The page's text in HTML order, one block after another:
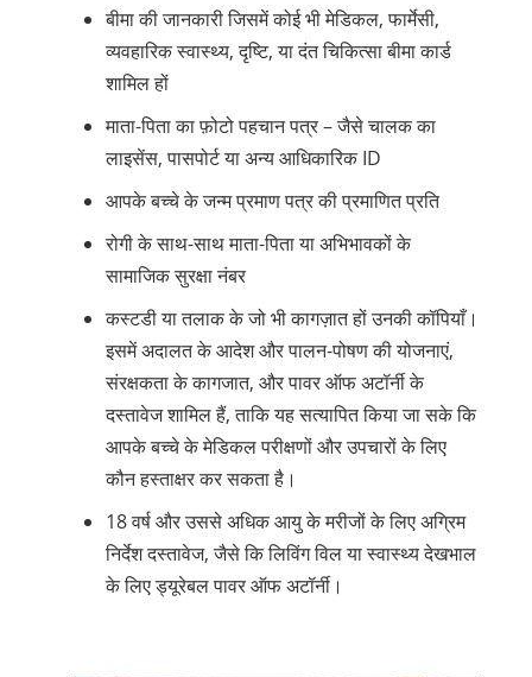
बीमा की जानकारी जिसमें कोई भी मेडिकल, फार्मेसी,
व्यवहारिक स्वास्थ्य, दृष्टि, या दंत चिकित्सा बीमा कार्ड
शामिल हों
माता-पिता का फ़ोटो पहचान पत्र – जैसे चालक का
लाइसेंस, पासपोर्ट या अन्य आधिकारिक ID
आपके बच्चे के जन्म प्रमाण पत्र की प्रमाणित प्रति
रोगी के साथ-साथ माता-पिता या अभिभावकों के
सामाजिक सुरक्षा नंबर
कस्टडी या तलाक के जो भी कागज़ात हों उनकी कॉपियाँ।
इसमें अदालत के आदेश और पालन-पोषण की योजनाएं,
संरक्षकता के कागजात, और पावर ऑफ अटॉर्नी के
दस्तावेज शामिल हैं, ताकि यह सत्यापित किया जा सके कि
आपके बच्चे के मेडिकल परीक्षणों और उपचारों के लिए
कौन हस्ताक्षर कर सकता है।
18 वर्ष और उससे अधिक आयु के मरीजों के लिए अग्रिम
निर्देश दस्तावेज, जैसे कि लिविंग विल या स्वास्थ्य देखभाल
के लिए ड्यूरेबल पावर ऑफ अटॉर्नी।